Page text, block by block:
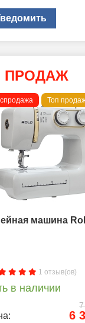
ПРОДАЖ
Топ
машина
1 отзыв(ов)
в наличии
6